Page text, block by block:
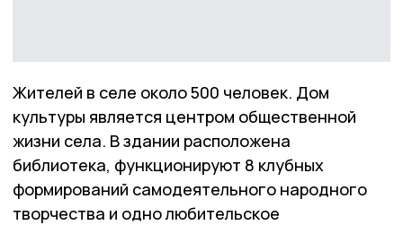
Жителей в селе около 500 человек. Дом
культуры является центром общественной
жизни села. В здании расположена
библиотека, функционируют 8 клубных
формирований самодеятельного народного
творчества и одно любительское